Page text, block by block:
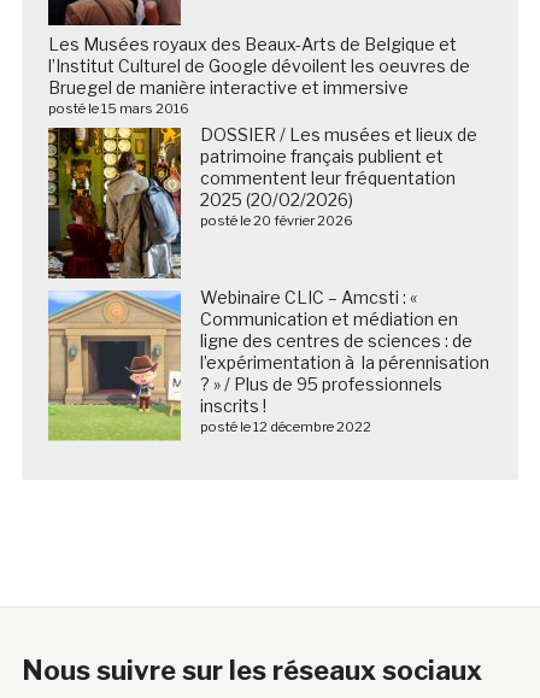
Les Musées royaux des Beaux-Arts de Belgique et
l’Institut Culturel de Google dévoilent les oeuvres de
Bruegel de manière interactive et immersive
posté le 15 mars 2016
DOSSIER / Les musées et lieux de
patrimoine français publient et
commentent leur fréquentation
2025 (20/02/2026)
posté le 20 février 2026
Webinaire CLIC – Amcsti : «
Communication et médiation en
ligne des centres de sciences : de
l’expérimentation à la pérennisation
? » / Plus de 95 professionnels
inscrits !
posté le 12 décembre 2022
Nous suivre sur les réseaux sociaux